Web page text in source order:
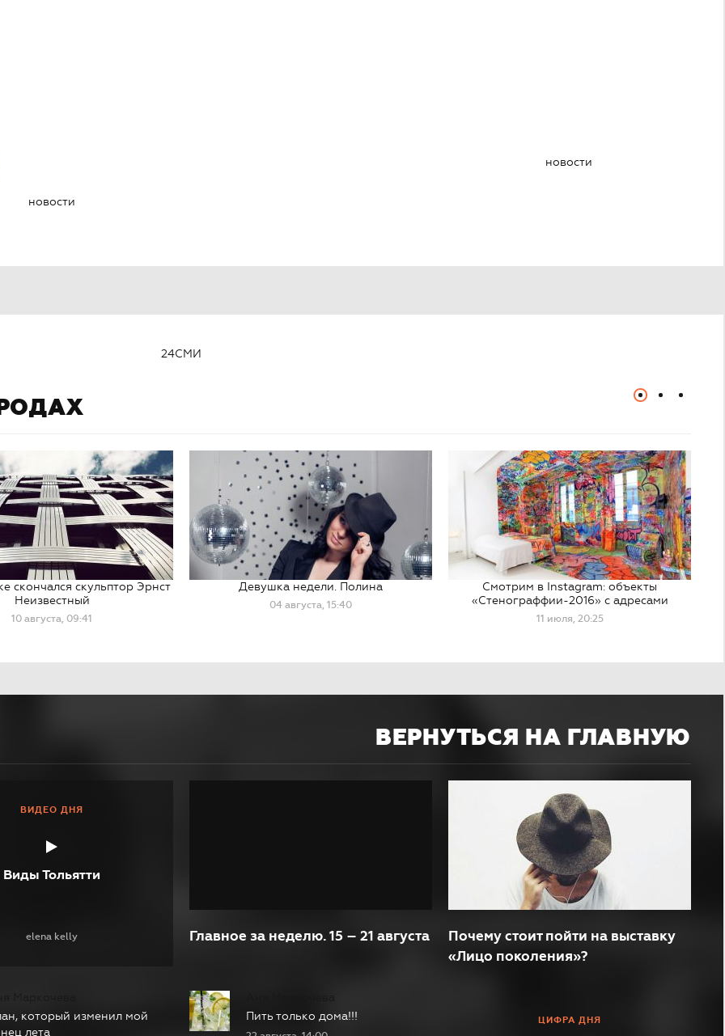
новости
новости
24СМИ
скончался скульптор Эрнст
Неизвестный
10 августа, 09:41
Девушка недели. Полина
04 августа, 15:40
Смотрим в Instagram: объекты
«Стенограффии-2016» с адресами
11 июля, 20:25
ВЕРНУТЬСЯ НА ГЛАВНУЮ
ВИДЕО ДНЯ
Виды Тольятти
elena kelly Главное за неделю. 15 – 21 августа
Почему стоит пойти на выставку
«Лицо поколения»?
который изменил мой
лета
Пить только дома!!!
ЦИФРА ДНЯ